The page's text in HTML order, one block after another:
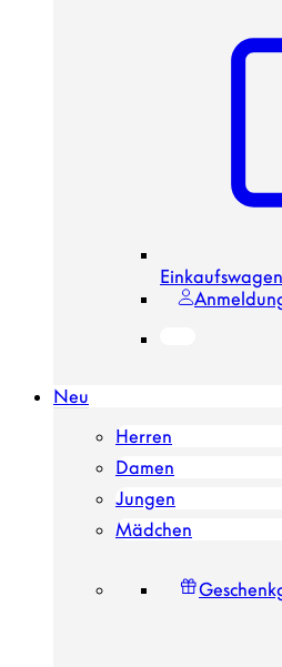
Einkaufswagen
Neu
Herren
Damen
Jungen
Mädchen